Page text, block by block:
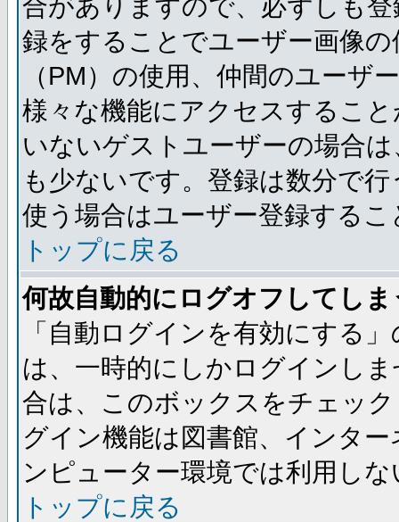
合がありますので、必ずしも
録をすることでユーザー画像
（PM）の使用、仲間のユーザ
様々な機能にアクセスするこ
いないゲストユーザーの場合
も少ないです。登録は数分で
使う場合はユーザー登録する
トップに戻る
何故自動的にログオフしてし
「自動ログインを有効にする
は、一時的にしかログインし
合は、このボックスをチェッ
グイン機能は図書館、インタ
ンピューター環境では利用し
トップに戻る